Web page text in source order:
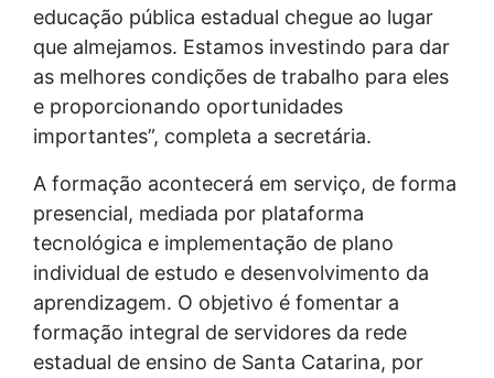
educação pública estadual chegue ao lugar
que almejamos. Estamos investindo para dar
as melhores condições de trabalho para eles
e proporcionando oportunidades
importantes”, completa a secretária.
A formação acontecerá em serviço, de forma
presencial, mediada por plataforma
tecnológica e implementação de plano
individual de estudo e desenvolvimento da
aprendizagem. O objetivo é fomentar a
formação integral de servidores da rede
estadual de ensino de Santa Catarina, por